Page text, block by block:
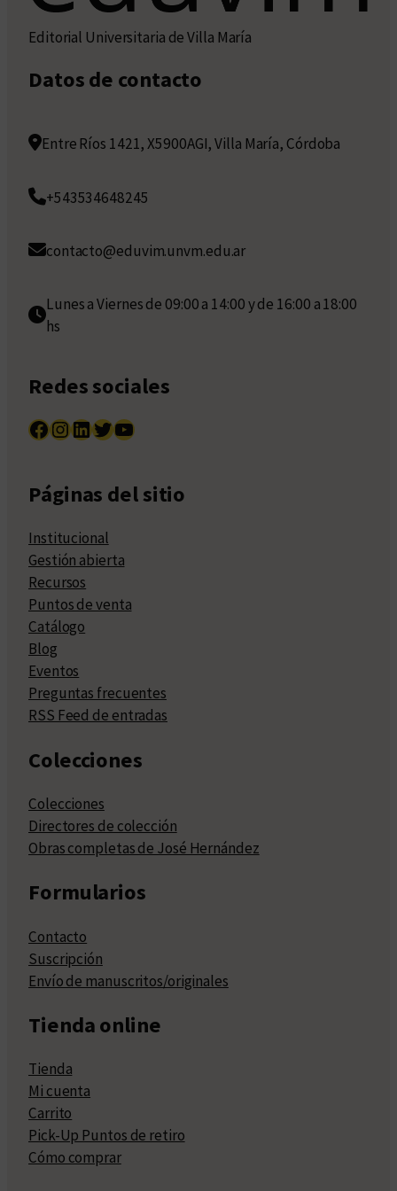
Editorial Universitaria de Villa María
Datos de contacto
Entre Ríos 1421, X5900AGI, Villa María, Córdoba
+543534648245
contacto@eduvim.unvm.edu.ar
Lunes a Viernes de 09:00 a 14:00 y de 16:00 a 18:00
hs
Redes sociales
Facebook InstagramLinkedIn Twitter YouTube
Páginas del sitio
Institucional
Gestión abierta
Recursos
Puntos de venta
Catálogo
Blog
Eventos
Preguntas frecuentes
RSS Feed de entradas
Colecciones
Colecciones
Directores de colección
Obras completas de José Hernández
Formularios
Contacto
Suscripción
Envío de manuscritos/originales
Tienda online
Tienda
Mi cuenta
Carrito
Pick-Up Puntos de retiro
Cómo comprar